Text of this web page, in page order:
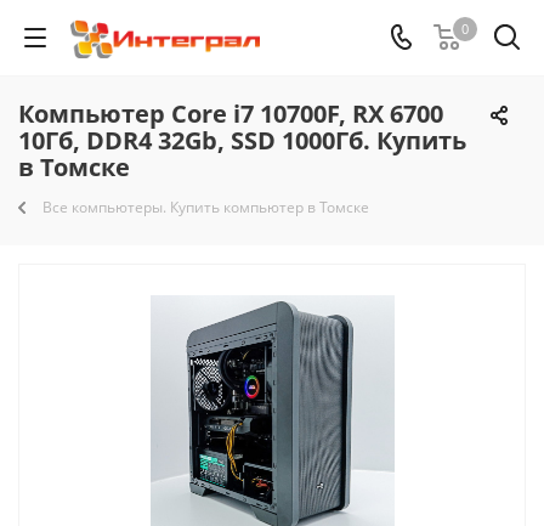
0
Компьютер Core i7 10700F, RX 6700
10Гб, DDR4 32Gb, SSD 1000Гб. Купить
в Томске
Все компьютеры. Купить компьютер в Томске